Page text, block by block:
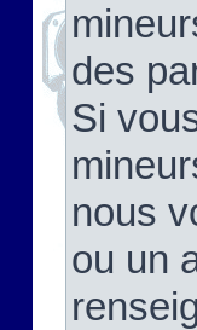
des
Si
nous
ou un